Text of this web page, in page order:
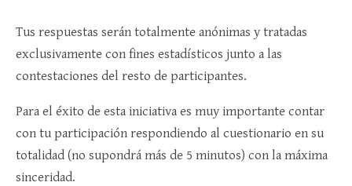
Tus respuestas serán totalmente anónimas y tratadas
exclusivamente con fines estadísticos junto a las
contestaciones del resto de participantes.
Para el éxito de esta iniciativa es muy importante contar
con tu participación respondiendo al cuestionario en su
totalidad (no supondrá más de 5 minutos) con la máxima
sinceridad.